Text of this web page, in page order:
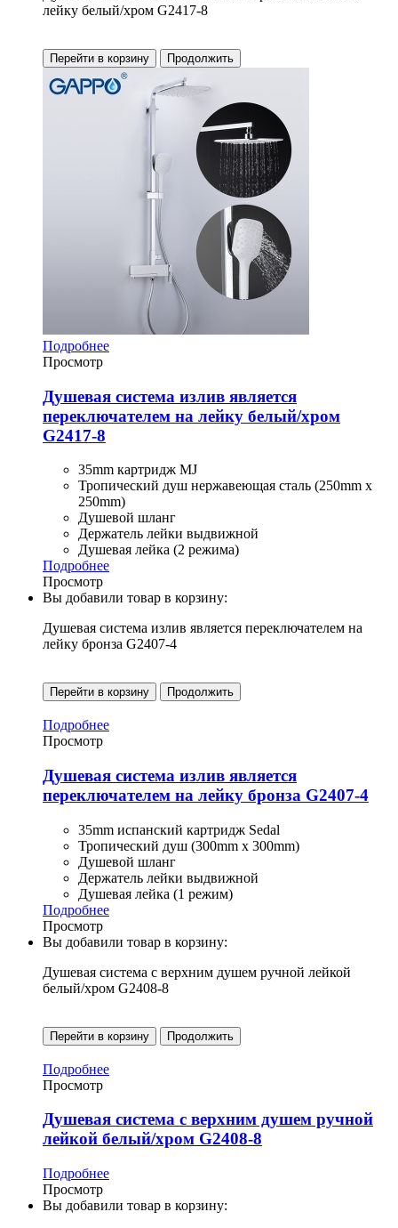
лейку белый/хром G2417-8
Перейти в корзину Продолжить
Подробнее
Просмотр
Душевая система излив является
переключателем на лейку белый/хром
G2417-8
35mm картридж MJ
Тропический душ нержавеющая сталь (250mm x
250mm)
Душевой шланг
Держатель лейки выдвижной
Душевая лейка (2 режима)
Подробнее
Просмотр
Вы добавили товар в корзину:
Душевая система излив является переключателем на
лейку бронза G2407-4
Перейти в корзину Продолжить
Подробнее
Просмотр
Душевая система излив является
переключателем на лейку бронза G2407-4
35mm испанский картридж Sedal
Тропический душ (300mm x 300mm)
Душевой шланг
Держатель лейки выдвижной
Душевая лейка (1 режим)
Подробнее
Просмотр
Вы добавили товар в корзину:
Душевая система с верхним душем ручной лейкой
белый/хром G2408-8
Перейти в корзину Продолжить
Подробнее
Просмотр
Душевая система с верхним душем ручной
лейкой белый/хром G2408-8
Подробнее
Просмотр
Вы добавили товар в корзину: